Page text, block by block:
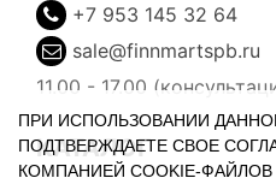
+7 953 145 32 64
sale@finnmartspb.ru
11.00 - 17.00
КАТАЛОГ
ПРИ ИСПОЛЬЗОВАНИИ
ПОДТВЕРЖДАЕТЕ СВОЕ
КОМПАНИЕЙ COOKIE-